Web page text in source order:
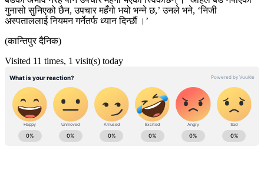
गुनासो सुनिएको छैन, उपचार महँगो भयो भन्ने छ,’ उनले भने, ‘निजी
अस्पताललाई नियमन गर्नेतर्फ ध्यान दिन्छौं ।’
(कान्तिपुर दैनिक)
Visited 11 times, 1 visit(s) today